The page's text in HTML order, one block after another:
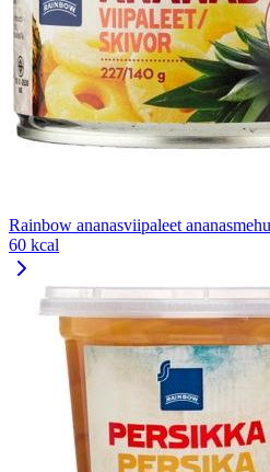
Rainbow ananasviipaleet
60 kcal